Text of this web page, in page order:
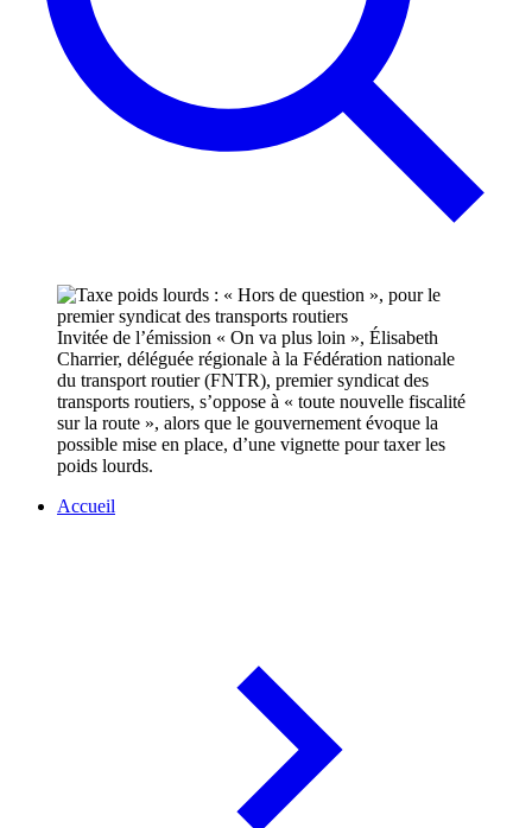
Invitée de l’émission « On va plus loin », Élisabeth
Charrier, déléguée régionale à la Fédération nationale
du transport routier (FNTR), premier syndicat des
transports routiers, s’oppose à « toute nouvelle fiscalité
sur la route », alors que le gouvernement évoque la
possible mise en place, d’une vignette pour taxer les
poids lourds.
Accueil